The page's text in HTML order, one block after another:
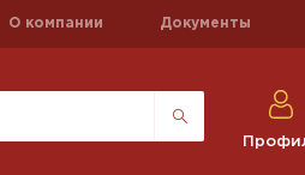
О компании Документы